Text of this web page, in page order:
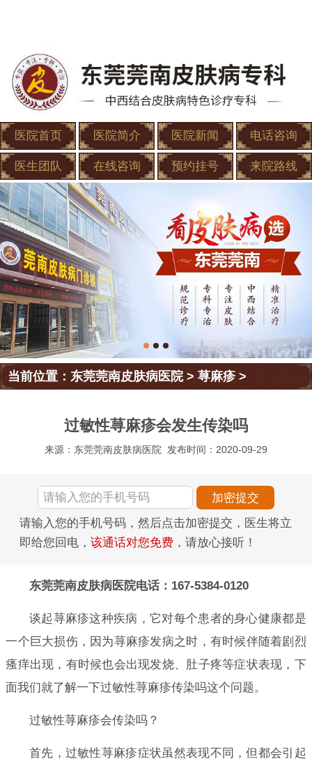
医院首页 医院简介 医院新闻 电话咨询
医生团队 在线咨询 预约挂号 来院路线
当前位置：东莞莞南皮肤病医院>荨麻疹>
过敏性荨麻疹会发生传染吗
来源：东莞莞南皮肤病医院 发布时间：2020-09-29
请输入您的手机号码，然后点击加密提交，医生将立
即给您回电， 该通话对您免费 ，请放心接听！
东莞莞南皮肤病医院电话：167-5384-0120
谈起荨麻疹这种疾病，它对每个患者的身心健康都是
一个巨大损伤，因为荨麻疹发病之时，有时候伴随着剧烈
瘙痒出现，有时候也会出现发烧、肚子疼等症状表现，下
面我们就了解一下过敏性荨麻疹传染吗这个问题。
过敏性荨麻疹会传染吗？
首先，过敏性荨麻疹症状虽然表现不同，但都会引起